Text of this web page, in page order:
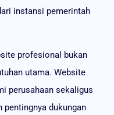
instansi pemerintah
profesional bukan
utama. Website
perusahaan sekaligus
dukungan